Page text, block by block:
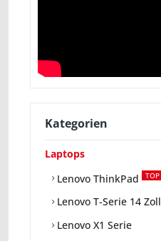
Kategorien
Laptops
Lenovo ThinkPad
TOP
Lenovo T-Serie 14 Zoll
Lenovo X1 Serie